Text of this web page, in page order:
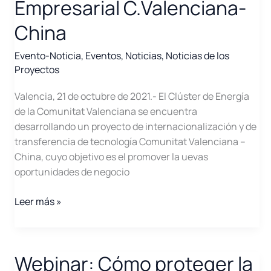
Empresarial C.Valenciana-
China
Evento-Noticia, Eventos, Noticias, Noticias de los
Proyectos
Valencia, 21 de octubre de 2021.- El Clúster de Energía
de la Comunitat Valenciana se encuentra
desarrollando un proyecto de internacionalización y de
transferencia de tecnología Comunitat Valenciana –
China, cuyo objetivo es el promover la uevas
oportunidades de negocio
Foro
C.Valenciana-
Leer más »
Webinar: Cómo proteger la